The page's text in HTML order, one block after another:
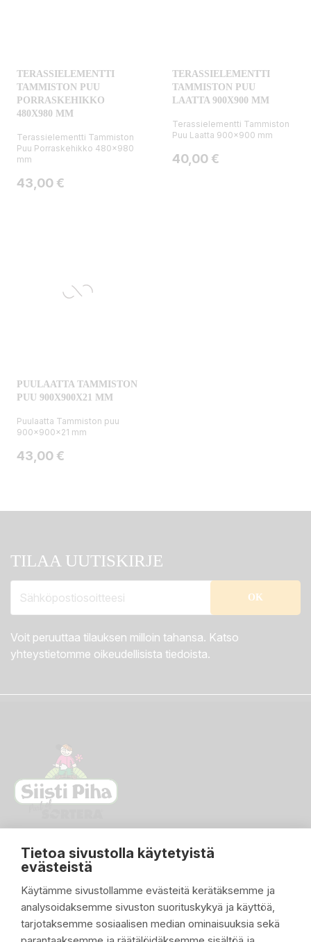
Tietoa sivustolla käytetyistä
evästeistä
Käytämme sivustollamme evästeitä kerätäksemme ja
analysoidaksemme sivuston suorituskykyä ja käyttöä,
tarjotaksemme sosiaalisen median ominaisuuksia sekä
TERASSIELEMENTTI
TAMMISTON PUU
PORRASKEHIKKO
480X980 MM
Terassielementti Tammiston
Puu Porraskehikko 480x980
mm
Hinta
43,00 €
TERASSIELEMENTTI
TAMMISTON PUU
LAATTA 900X900 MM
Terassielementti Tammiston
Puu Laatta 900x900 mm
Hinta
40,00 €
PUULAATTA TAMMISTON
PUU 900X900X21 MM
Puulaatta Tammiston puu
900x900x21 mm
Hinta
43,00 €
TILAA UUTISKIRJE
Voit peruuttaa tilauksen milloin tahansa. Katso
yhteystietomme oikeudellisista tiedoista.
PIKALINKIT